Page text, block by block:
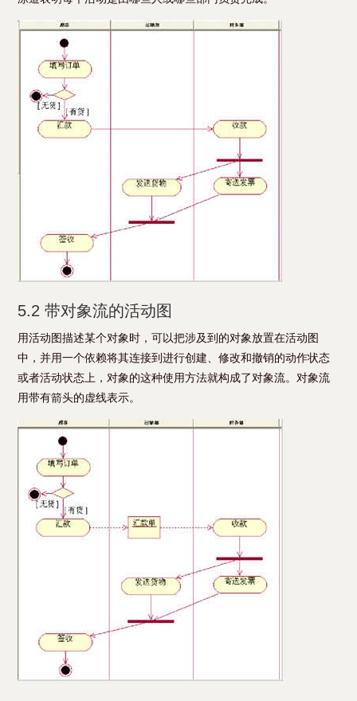
5.2 带对象流的活动图
用活动图描述某个对象时，可以把涉及到的对象放置在活动图
中，并用一个依赖将其连接到进行创建、修改和撤销的动作状态
或者活动状态上，对象的这种使用方法就构成了对象流。对象流
用带有箭头的虚线表示。